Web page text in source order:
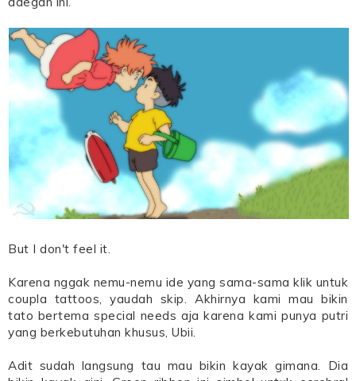
But I don't feel it.
Karena nggak nemu-nemu ide yang sama-sama klik untuk
coupla tattoos, yaudah skip. Akhirnya kami mau bikin
tato bertema special needs aja karena kami punya putri
yang berkebutuhan khusus, Ubii.
Adit sudah langsung tau mau bikin kayak gimana. Dia